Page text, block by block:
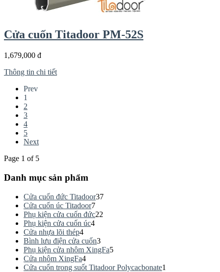
Cửa cuốn Titadoor PM-52S
1,679,000 đ
Thông tin chi tiết
Prev
1
2
3
4
5
Next
Page 1 of 5
Danh mục sản phẩm
Cửa cuốn đức Titadoor37
Cửa cuốn úc Titadoor7
Phụ kiện cửa cuốn đức22
Phụ kiện cửa cuốn úc4
Cửa nhựa lõi thép4
Bình lưu điện cửa cuốn3
Phụ kiện cửa nhôm XingFa5
Cửa nhôm XingFa4
Cửa cuốn trong suốt Titadoor Polycacbonate1